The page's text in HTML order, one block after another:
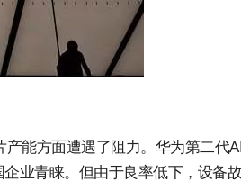
能方面遭遇了阻力。华为第二代
业青睐。但由于良率低下，设备